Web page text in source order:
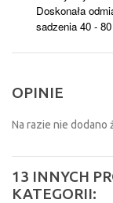
Doskonała
sadzenia 40 -
OPINIE
Na razie nie dodano
13 INNYCH
KATEGORII: